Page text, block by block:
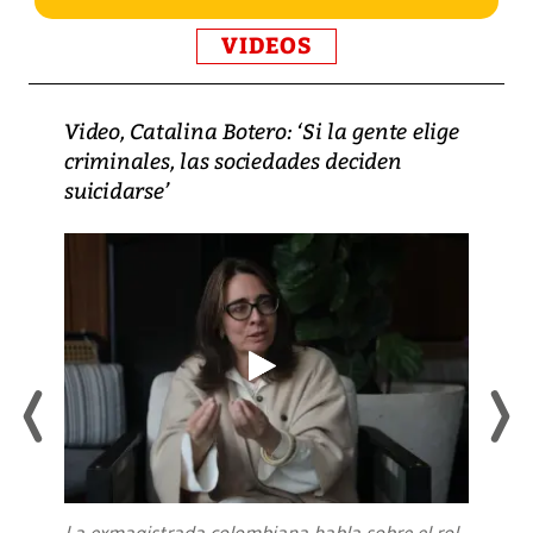
VIDEOS
Video, Catalina Botero: ‘Si la gente elige
criminales, las sociedades deciden
suicidarse’